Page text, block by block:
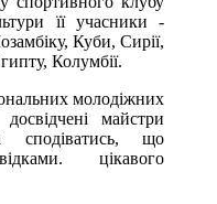
її учасники -
Куби, Сирії,
Колумбії.
молодіжних
майстри
сподіватись, що
цікавого